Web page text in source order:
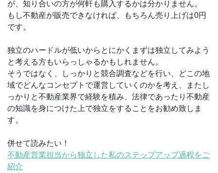
が、知り合いの方が何軒も購入するかは分かりません。
もし不動産が販売できなければ、もちろん売り上げは0円
です。
独立のハードルが低いからとにかくまずは独立してみよう
と考える方もいらっしゃるかもしれません。
そうではなく、しっかりと競合調査などを行い、どこの地
域でどんなコンセプトで運営していくのかを考え、またし
っかりと不動産業界で経験を積み、法律であったり不動産
の知識を身につけた上で独立をすることをお勧め致しま
す。
併せて読みたい！
不動産営業担当から独立した私のステップアップ過程をご
紹介